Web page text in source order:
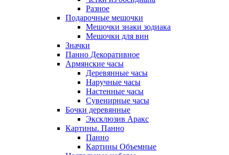
Разное
Подарочные мешочки
Мешочки знаки зодиака
Мешочки для вин
Значки
Панно Декоративное
Армянские часы
Деревянные часы
Наручные часы
Настенные часы
Сувенирные часы
Бочки деревянные
Эксклюзив Аракс
Картины. Панно
Панно
Картины Объемные